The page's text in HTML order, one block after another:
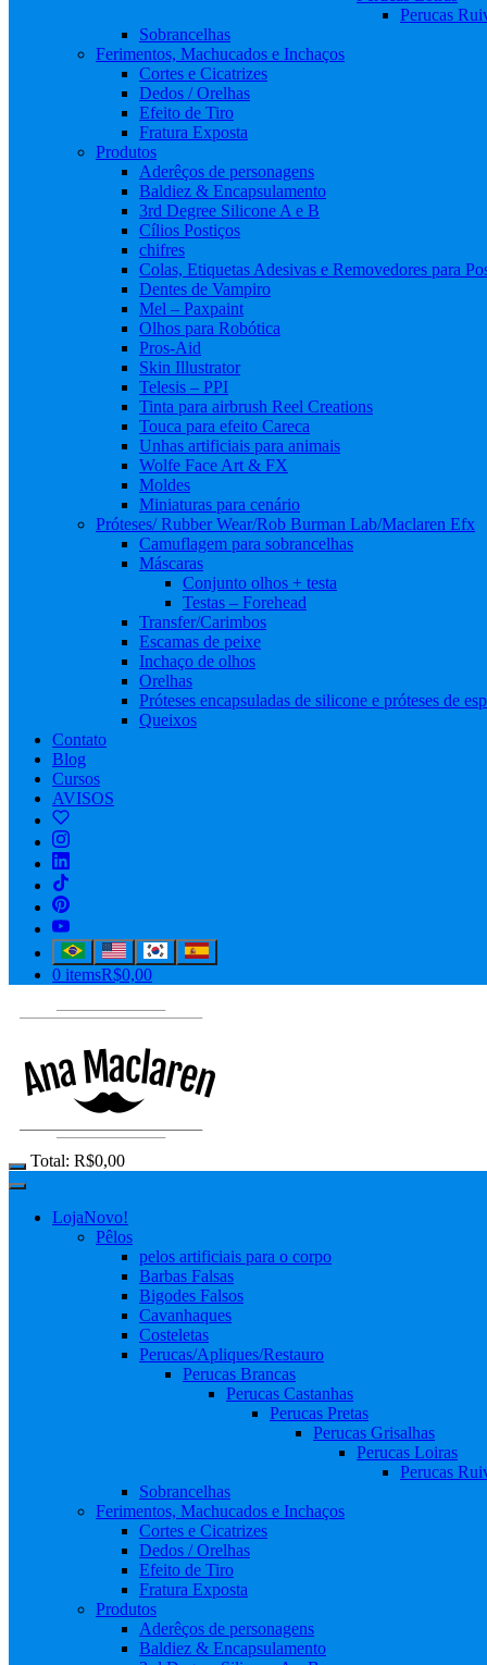
Perucas
Sobrancelhas
Ferimentos, Machucados e Inchaços
Cortes e Cicatrizes
Dedos / Orelhas
Efeito de Tiro
Fratura Exposta
Produtos
Aderêços de personagens
Baldiez & Encapsulamento
3rd Degree Silicone A e B
Cílios Postiços
chifres
Colas, Etiquetas Adesivas e Removedores para
Dentes de Vampiro
Mel – Paxpaint
Olhos para Robótica
Pros-Aid
Skin Illustrator
Telesis – PPI
Tinta para airbrush Reel Creations
Touca para efeito Careca
Unhas artificiais para animais
Wolfe Face Art & FX
Moldes
Miniaturas para cenário
Próteses/ Rubber Wear/Rob Burman Lab/Maclaren Efx
Camuflagem para sobrancelhas
Máscaras
Conjunto olhos + testa
Testas – Forehead
Transfer/Carimbos
Escamas de peixe
Inchaço de olhos
Orelhas
Próteses encapsuladas de silicone e próteses de
Queixos
Contato
Blog
Cursos
AVISOS
0 itemsR$0,00
Total: R$0,00
LojaNovo!
Pêlos
pelos artificiais para o corpo
Barbas Falsas
Bigodes Falsos
Cavanhaques
Costeletas
Perucas/Apliques/Restauro
Perucas Brancas
Perucas Castanhas
Perucas Pretas
Perucas Grisalhas
Perucas Loiras
Perucas
Sobrancelhas
Ferimentos, Machucados e Inchaços
Cortes e Cicatrizes
Dedos / Orelhas
Efeito de Tiro
Fratura Exposta
Produtos
Aderêços de personagens
Baldiez & Encapsulamento